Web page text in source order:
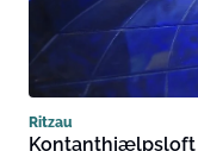
Ritzau
Kontanthjælpsloft